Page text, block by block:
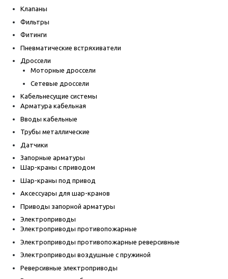
Клапаны
Фильтры
Фитинги
Пневматические встряхиватели
Дроссели
Моторные дроссели
Сетевые дроссели
Кабельнесущие системы
Арматура кабельная
Вводы кабельные
Трубы металлические
Датчики
Запорные арматуры
Шар-краны с приводом
Шар-краны под привод
Аксессуары для шар-кранов
Приводы запорной арматуры
Электроприводы
Электроприводы противопожарные
Электроприводы противопожарные реверсивные
Электроприводы воздушные с пружиной
Реверсивные электроприводы